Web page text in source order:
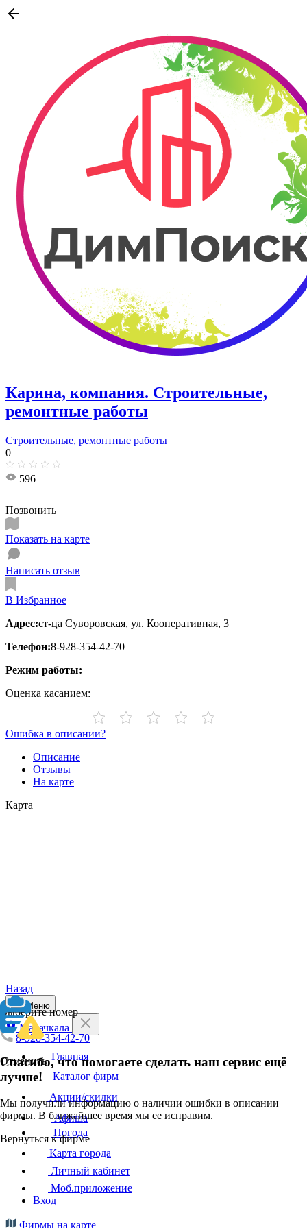
Карина, компания. Строительные,
ремонтные работы
Строительные, ремонтные работы
0
596
Позвонить
Показать на карте
Написать отзыв
В Избранное
Адрес:ст-ца Суворовская, ул. ​Кооперативная, 3
Телефон:8-928-354-42-70
Режим работы:
Оценка касанием:
Ошибка в описании?
Описание
Отзывы
На карте
Карта
Назад
Выберите номер
8-928-354-42-70
Отменить
Спасибо, что помогаете сделать наш сервис ещё
лучше!
Мы получили информацию о наличии ошибки в описании
фирмы. В ближайшее время мы ее исправим.
Вернуться к фирме
Меню
Махачкала
Главная
Каталог фирм
Акции/скидки
Афиша
Погода
Карта города
Личный кабинет
Моб.приложение
Вход
Фирмы на карте